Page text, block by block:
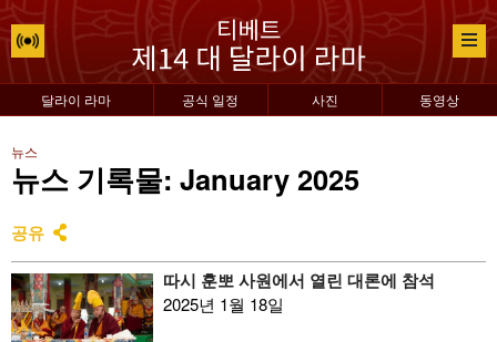
달라이 라마 공식 일정 사진 동영상
뉴스
뉴스 기록물: January 2025
공유
따시 훈뽀 사원에서 열린 대론에 참석
2025년 1월 18일